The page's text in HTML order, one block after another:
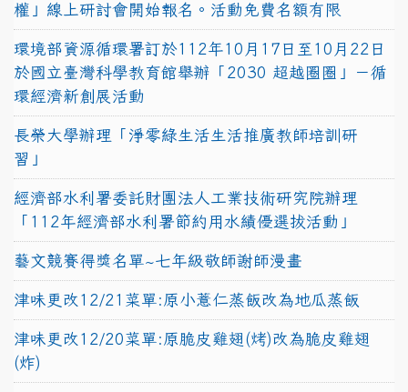
權」線上研討會開始報名。活動免費名額有限
環境部資源循環署訂於112年10月17日至10月22日
於國立臺灣科學教育館舉辦「2030 超越圈圈」－循
環經濟新創展活動
長榮大學辦理「淨零綠生活生活推廣教師培訓研
習」
經濟部水利署委託財團法人工業技術研究院辦理
「112年經濟部水利署節約用水績優選拔活動」
藝文競賽得獎名單~七年級敬師謝師漫畫
津味更改12/21菜單:原小薏仁蒸飯改為地瓜蒸飯
津味更改12/20菜單:原脆皮雞翅(烤)改為脆皮雞翅
(炸)